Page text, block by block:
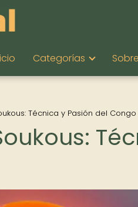
Categorías
Técnica y Pasión del Congo